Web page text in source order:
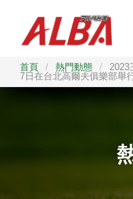
首頁 / 熱門動態 /
2023
7日在台北高爾夫俱樂部舉